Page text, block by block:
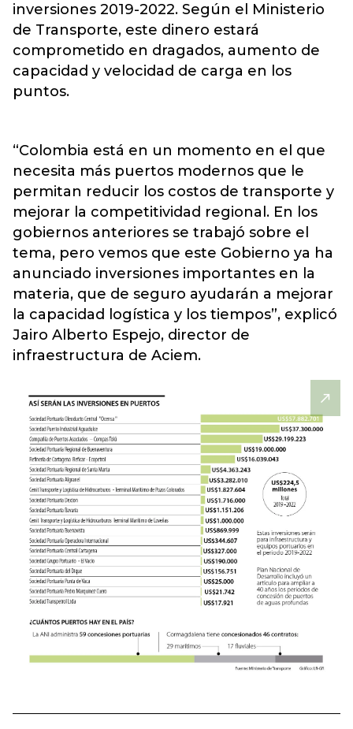
inversiones 2019-2022. Según el Ministerio
de Transporte, este dinero estará
comprometido en dragados, aumento de
capacidad y velocidad de carga en los
puntos.
“Colombia está en un momento en el que
necesita más puertos modernos que le
permitan reducir los costos de transporte y
mejorar la competitividad regional. En los
gobiernos anteriores se trabajó sobre el
tema, pero vemos que este Gobierno ya ha
anunciado inversiones importantes en la
materia, que de seguro ayudarán a mejorar
la capacidad logística y los tiempos”, explicó
Jairo Alberto Espejo, director de
infraestructura de Aciem.